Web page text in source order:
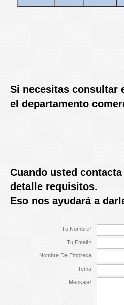
Si necesitas consultar
el departamento
Cuando usted
detalle requisitos.
Eso nos ayudará a
Tu Nombre*
Tu Email *
Nombre De Empresa
Tema
Mensaje*